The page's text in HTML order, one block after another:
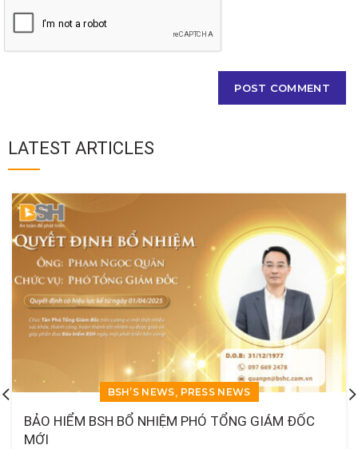
LATEST ARTICLES
BSH’S NEWS, PRESS NEWS
BẢO HIỂM BSH BỔ NHIỆM PHÓ TỔNG GIÁM ĐỐC
MỚI